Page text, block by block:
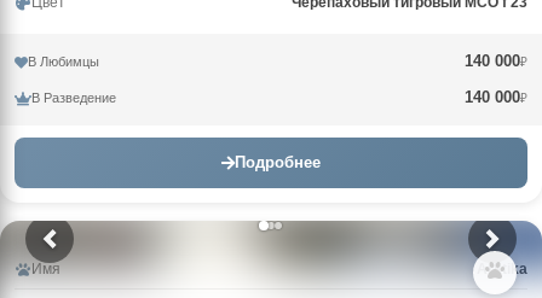
В Любимцы 140 000₽
В Разведение 140 000₽
Подробнее
Имя Arktika